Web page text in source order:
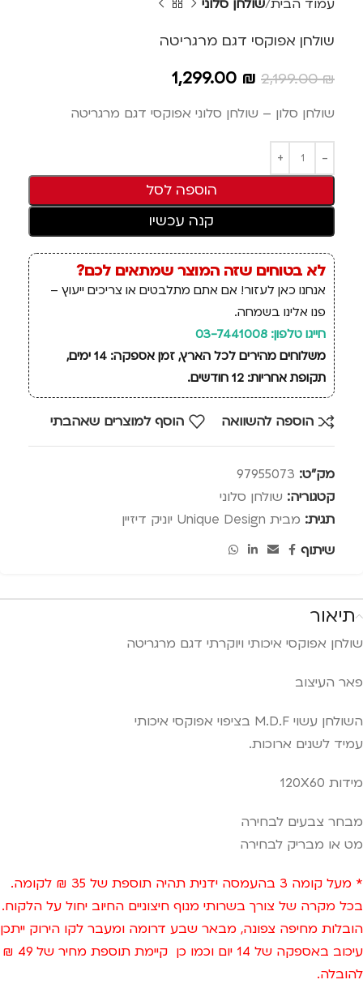
עמוד הבית שולחן סלוני
שולחן אפוקסי דגם מרגריטה
2,199.00₪
1,299.00 ₪
שולחן סלון – שולחן סלוני אפוקסי דגם מרגריטה
הוספה לסל
קנה עכשיו
לא בטוחים שזה המוצר שמתאים לכם?
אנחנו כאן לעזור! אם אתם מתלבטים או צריכים ייעוץ –
פנו אלינו בשמחה.
חייגו טלפון: 03-7441008
משלוחים מהירים לכל הארץ, זמן אספקה: 14 ימים,
תקופת אחריות: 12 חודשים.
הוספה להשוואה הוסף למוצרים שאהבתי
מק"ט: 97955073
קטגוריה: שולחן סלוני
תגית: מבית Unique Design יוניק דיזיין
שיתוף
תיאור
שולחן אפוקסי איכותי ויוקרתי דגם מרגריטה
פאר העיצוב
השולחן עשוי M.D.F בציפוי אפוקסי איכותי
עמיד לשנים ארוכות.
מידות 120X60
מבחר צבעים לבחירה
מט או מבריק לבחירה
* מעל קומה 3 בהעמסה ידנית תהיה תוספת של 35 ₪ לקומה.
בכל מקרה של צורך בשרותי מנוף חיצוניים החיוב יחול על הלקוח.
הובלות מחיפה צפונה, מבאר שבע דרומה ומעבר לקו הירוק ייתכן
עיכוב באספקה של 14 יום וכמו כן קיימת תוספת מחיר של 49 ₪
להובלה.